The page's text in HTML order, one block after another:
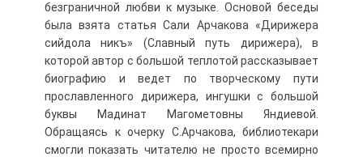
безграничной любви к музыке. Основой беседы
была взята статья Сали Арчакова «Дирижера
сийдола никъ» (Славный путь дирижера), в
которой автор с большой теплотой рассказывает
биографию и ведет по творческому пути
прославленного дирижера, ингушки с большой
буквы Мадинат Магометовны Яндиевой.
Обращаясь к очерку С.Арчакова, библиотекари
смогли показать читателю не просто всемирно